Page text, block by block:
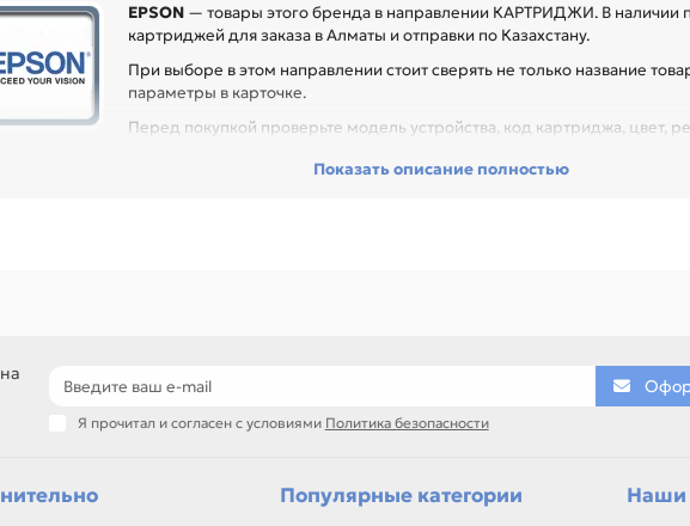
EPSON — товары этого бренда в направлении КАРТРИДЖИ. В наличии
картриджей для заказа в Алматы и отправки по Казахстану.
При выборе в этом направлении стоит сверять не только название
параметры в карточке.
Перед покупкой проверьте модель устройства, код картриджа, цвет,
самовывоз и доставка по Алматы, отправка по Казахстану
параметры в карточке совпадают с вашей моделью или задачей, товар можно
Показать описание полностью
Я прочитал и согласен с условиями Политика безопасности
Популярные категории Наши